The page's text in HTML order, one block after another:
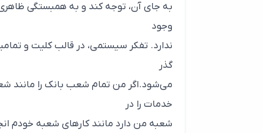
به جای آن، توجه کند و به همبستگی ظاهری
وجود
ندارد. تفکر سیستمی، در قالب کلیت و
گذر
می‌شود.اگر من تمام شعب بانک را مانند
خدمات را در
شعبه من دارد مانند کارهای شعبه خودم